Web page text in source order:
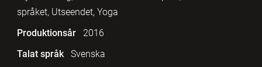
språket, Utseendet, Yoga
Produktionsår
2016
Talat språk
Svenska